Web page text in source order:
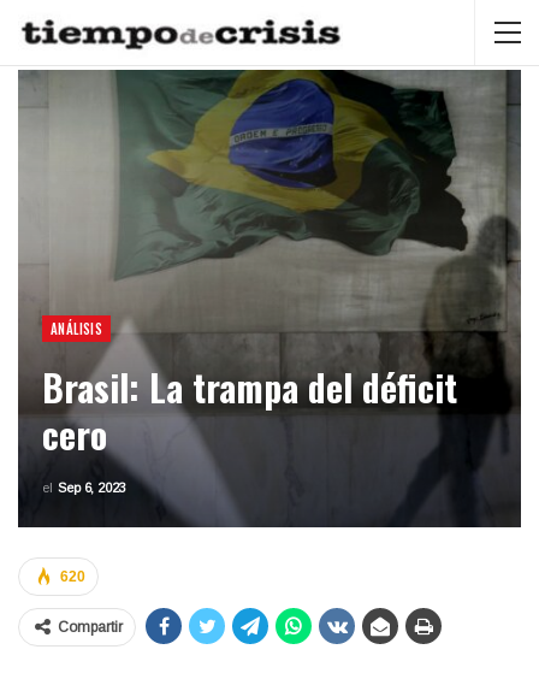
ANÁLISIS
Brasil: La trampa del déficit
cero
el Sep 6, 2023
620
Compartir